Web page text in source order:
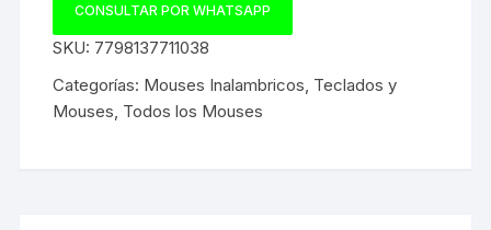
CONSULTAR POR WHATSAPP
SKU: 7798137711038
Categorías: Mouses Inalambricos Teclados y
Mouses Todos los Mouses